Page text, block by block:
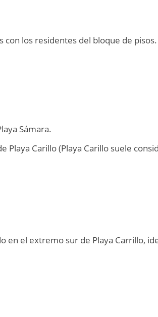
con los residentes del bloque de pisos.
Sámara.
Playa Carillo (Playa Carillo suele
en el extremo sur de Playa Carrillo,